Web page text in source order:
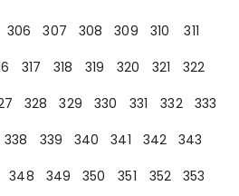
306 307 308 309 310
311
317 318 319 320 321
322
328 329 330 331 332
333
338 339 340 341 342
343
348 349 350 351 352
353